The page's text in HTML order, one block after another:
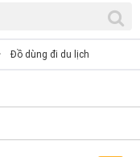
Đồ dùng đi du lịch